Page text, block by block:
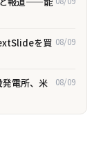
を買 08/09
電所、米
08/09